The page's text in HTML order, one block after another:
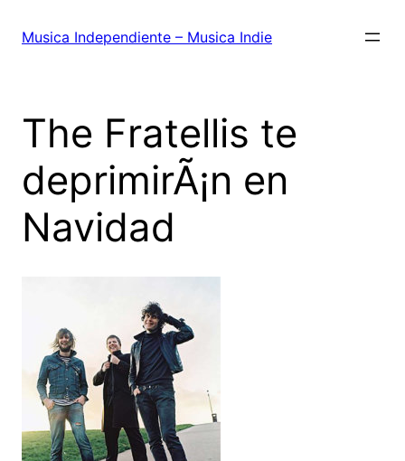
Musica Independiente – Musica Indie
The Fratellis te
deprimirÃ¡n en
Navidad